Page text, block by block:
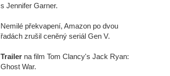
s Jennifer Garner.
Nemilé překvapení, Amazon po dvou
řadách zrušil ceněný seriál Gen V.
Trailer na film Tom Clancy's Jack Ryan:
Ghost War.